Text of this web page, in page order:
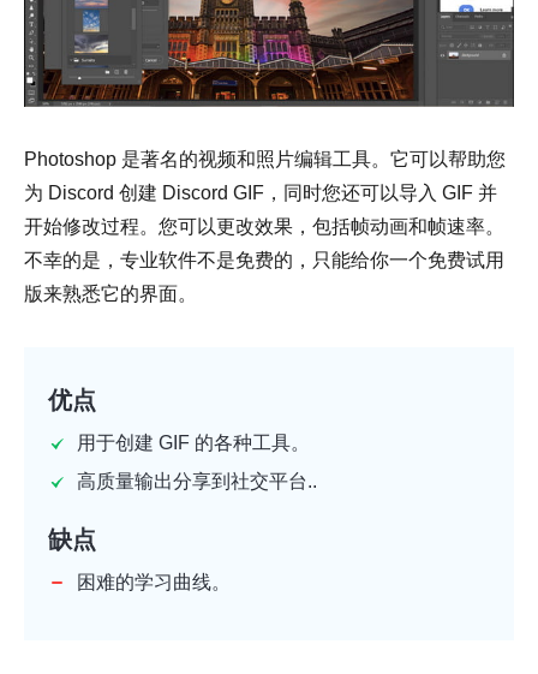
步骤4。
Photoshop 是著名的视频和照片编辑工具。它可以帮助您
为 Discord 创建 Discord GIF，同时您还可以导入 GIF 并
开始修改过程。您可以更改效果，包括帧动画和帧速率。
不幸的是，专业软件不是免费的，只能给你一个免费试用
版来熟悉它的界面。
优点
用于创建 GIF 的各种工具。
高质量输出分享到社交平台..
缺点
困难的学习曲线。